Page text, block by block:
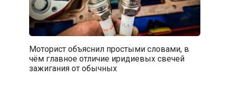
Моторист объяснил простыми словами, в
чём главное отличие иридиевых свечей
зажигания от обычных